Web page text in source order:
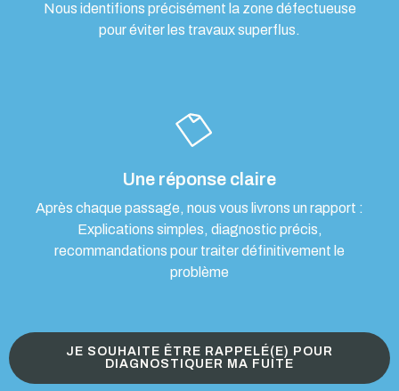
Nous identifions précisément la zone défectueuse
pour éviter les travaux superflus.
Une réponse claire
Après chaque passage, nous vous livrons un rapport :
Explications simples, diagnostic précis,
recommandations pour traiter définitivement le
problème
JE SOUHAITE ÊTRE RAPPELÉ(E) POUR
DIAGNOSTIQUER MA FUITE